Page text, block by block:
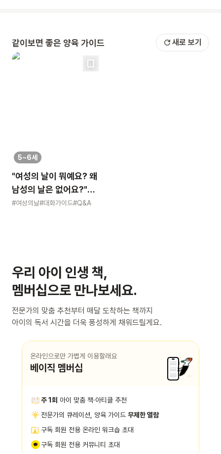
같이보면 좋은 양육 가이드 새로 보기
5~6세
"여성의 날이 뭐예요? 왜
남성의 날은 없어요?"
묻는 어린이에게 이렇게
#여성의날#대화가이드#Q&A
우리 아이 인생 책,
멤버십으로 만나보세요.
전문가의 맞춤 추천부터 매달 도착하는 책까지
아이의 독서 시간을 더욱 풍성하게 채워드릴게요.
온라인으로만 가볍게 이용할래요
베이직 멤버십
주 1회 아이 맞춤 책·아티클 추천
전문가의 큐레이션, 양육 가이드 무제한 열람
구독 회원 전용 온라인 워크숍 초대
구독 회원 전용 커뮤니티 초대